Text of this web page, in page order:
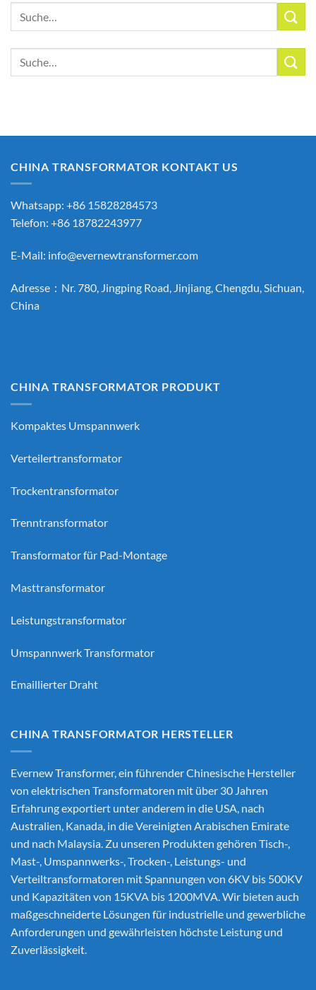
CHINA TRANSFORMATOR KONTAKT US
Whatsapp: +86 15828284573
Telefon: +86 18782243977
E-Mail: info@evernewtransformer.com
Adresse：Nr. 780, Jingping Road, Jinjiang, Chengdu, Sichuan,
China
CHINA TRANSFORMATOR PRODUKT
Kompaktes Umspannwerk
Verteilertransformator
Trockentransformator
Trenntransformator
Transformator für Pad-Montage
Masttransformator
Leistungstransformator
Umspannwerk Transformator
Emaillierter Draht
CHINA TRANSFORMATOR HERSTELLER
Evernew Transformer, ein führenderChinesische Hersteller
von elektrischen Transformatoren mit über 30 Jahren
Erfahrung exportiert unter anderem in die USA, nach
Australien, Kanada, in die Vereinigten Arabischen Emirate
und nach Malaysia. Zu unseren Produkten gehören Tisch-,
Mast-, Umspannwerks-, Trocken-, Leistungs- und
Verteiltransformatoren mit Spannungen von 6KV bis 500KV
und Kapazitäten von 15KVA bis 1200MVA. Wir bieten auch
maßgeschneiderte Lösungen für industrielle und gewerbliche
Anforderungen und gewährleisten höchste Leistung und
Zuverlässigkeit.